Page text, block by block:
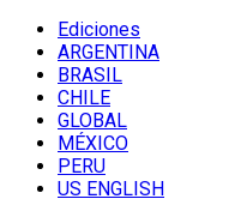
Ediciones
ARGENTINA
BRASIL
CHILE
GLOBAL
MÉXICO
PERU
US ENGLISH